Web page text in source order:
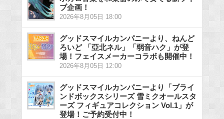
ブ企画！
2026年8月05日 18:00
グッドスマイルカンパニーより、ねんど
ろいど 「亞北ネル」「弱音ハク」が登
場！フェイスメーカーコラボも開催中！
2026年8月05日 12:00
グッドスマイルカンパニーより「ブライ
ンドボックスシリーズ 雪ミクオールスタ
ーズ フィギュアコレクション Vol.1」が
登場！ご予約受付中！